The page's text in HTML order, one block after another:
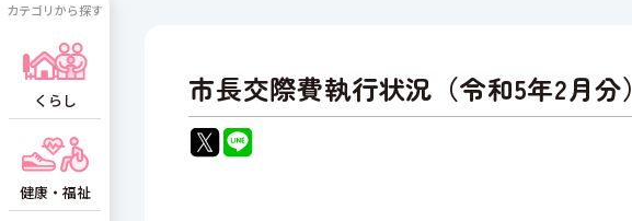
市長交際費執行状況（令和5年2月分）
カテゴリから探す
くらし
健康・福祉